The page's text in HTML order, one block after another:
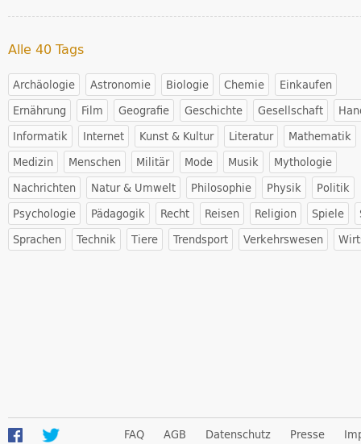
Alle 40 Tags
Archäologie Astronomie Biologie Chemie
Einkaufen
Ernährung
Film Geografie Geschichte Gesellschaft
Informatik
Internet Kunst & Kultur Literatur
Mathematik
Medizin
Menschen Militär Mode Musik
Mythologie
Nachrichten
Natur & Umwelt Philosophie Physik
Politik
Psychologie
Pädagogik Recht Reisen Religion Spiele
Sprachen
Technik Tiere Trendsport Verkehrswesen
FAQ AGB Datenschutz Presse